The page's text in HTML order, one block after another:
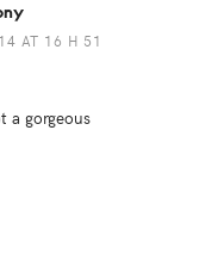
AT 16 H 51
a gorgeous